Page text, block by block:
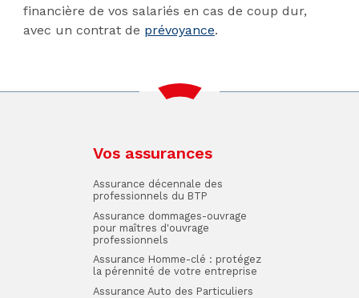
financière de vos salariés en cas de coup dur,
avec un contrat de prévoyance.
Vos assurances
Assurance décennale des
professionnels du BTP
Assurance dommages-ouvrage
pour maîtres d'ouvrage
professionnels
Assurance Homme-clé : protégez
la pérennité de votre entreprise
Assurance Auto des Particuliers